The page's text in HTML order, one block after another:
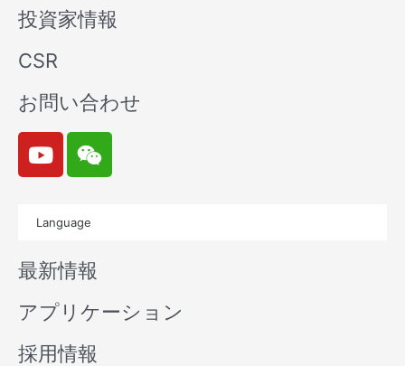
投資家情報
CSR
お問い合わせ
Y
o
u
b
e
W
e
i
n
Language
最新情報
アプリケーション
採用情報